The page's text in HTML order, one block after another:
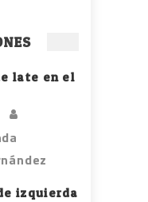
late en el
izquierda